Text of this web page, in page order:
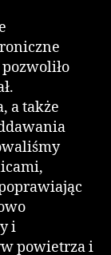
a także
i
powietrza i